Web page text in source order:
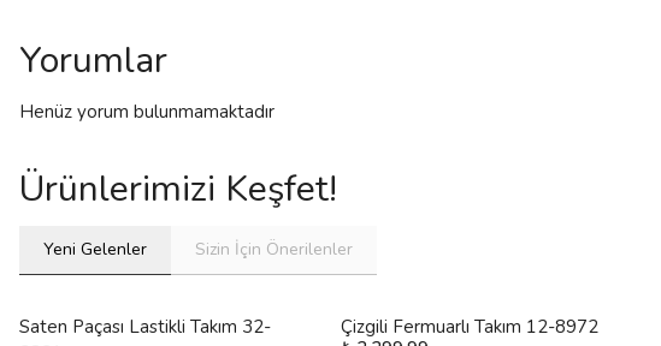
Yorumlar
Henüz yorum bulunmamaktadır
Ürünlerimizi Keşfet!
Yeni Gelenler Sizin İçin Önerilenler
Saten Paçası Lastikli Takım 32-
Çizgili Fermuarlı Takım 12-8972